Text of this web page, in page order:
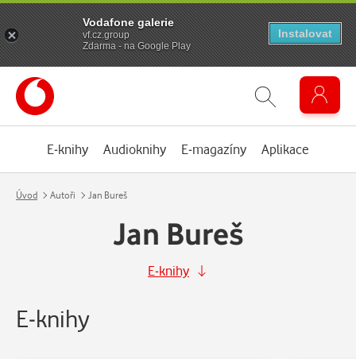
E-knihy Audioknihy E-magazíny Aplikace
Úvod Autoři Jan Bureš
Jan Bureš
E-knihy
E-knihy
Vodafone galerie
vf.cz.group
Zdarma - na Google Play
Instalovat